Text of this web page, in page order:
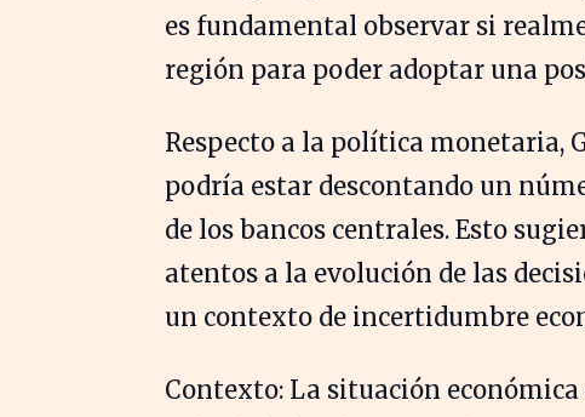
es fundamental observar si
región para poder adoptar una
Respecto a la política monetaria,
podría estar descontando un
de los bancos centrales. Esto
atentos a la evolución de las
un contexto de incertidumbre
Contexto: La situación